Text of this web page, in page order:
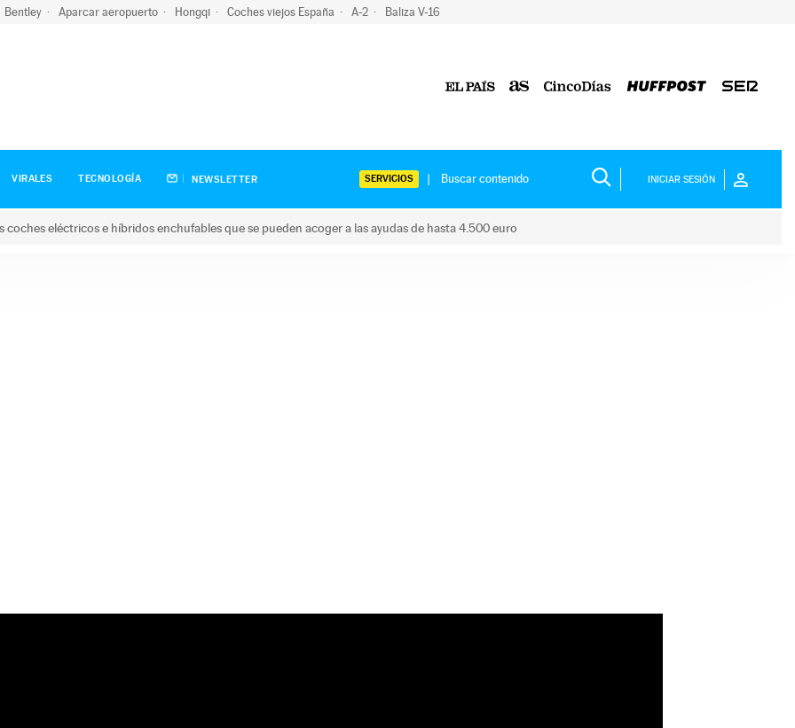
Bentley Aparcar aeropuerto Hongqi Coches viejos España A-2 Baliza V-16
VIRALES TECNOLOGÍA NEWSLETTER SERVICIOS INICIAR SESIÓN
eléctricos e híbridos enchufables que se pueden acoger a las ayudas de hasta 4.500 euro